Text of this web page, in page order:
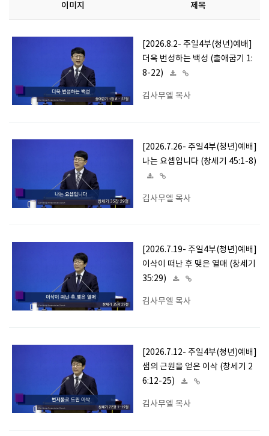
이미지 제목
[2026.8.2- 주일4부(청년)예배]
더욱 번성하는 백성 (출애굽기 1:
8-22)
김사무엘 목사
[2026.7.26- 주일4부(청년)예배]
나는 요셉입니다 (창세기 45:1-8)
김사무엘 목사
[2026.7.19- 주일4부(청년)예배]
이삭이 떠난 후 맺은 열매 (창세기
35:29)
김사무엘 목사
[2026.7.12- 주일4부(청년)예배]
샘의 근원을 얻은 이삭 (창세기 2
6:12-25)
김사무엘 목사